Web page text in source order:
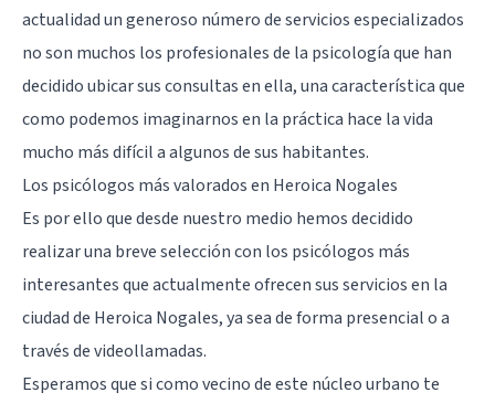
actualidad un generoso número de servicios especializados
no son muchos los profesionales de la psicología que han
decidido ubicar sus consultas en ella, una característica que
como podemos imaginarnos en la práctica hace la vida
mucho más difícil a algunos de sus habitantes.
Los psicólogos más valorados en Heroica Nogales
Es por ello que desde nuestro medio hemos decidido
realizar una breve selección con los psicólogos más
interesantes que actualmente ofrecen sus servicios en la
ciudad de Heroica Nogales, ya sea de forma presencial oa
través de videollamadas.
Esperamos que si como vecino de este núcleo urbano te